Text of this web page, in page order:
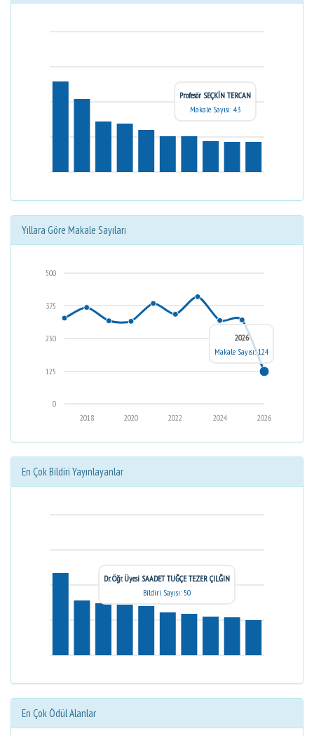
Profesör SEÇKİN TERCAN
Makale Sayısı: 43
Yıllara Göre Makale Sayıları
0
125
250
375
500
2026
2024
2022
2020
2018
2026
Makale Sayısı: 124
En Çok Bildiri Yayınlayanlar
Dr. Öğr. Üyesi SAADET TUĞÇE TEZER ÇILĞIN
Bildiri Sayısı: 50
En Çok Ödül Alanlar